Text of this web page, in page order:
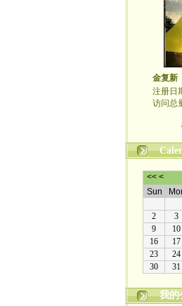
金复新
注册日
访问总
我的